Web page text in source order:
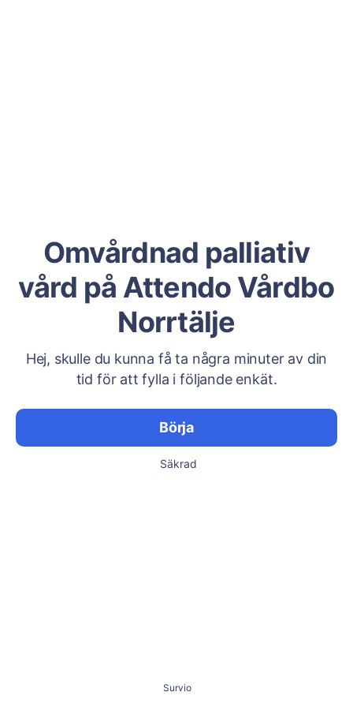
Omvårdnad palliativ
vård på Attendo Vårdbo
Norrtälje
Hej, skulle du kunna få ta några minuter av din
tid för att fylla i följande enkät.
Börja
Säkrad
Survio